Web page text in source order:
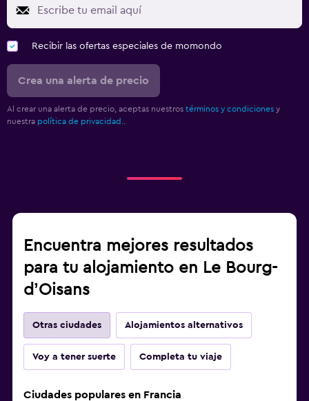
Recibir las ofertas especiales de momondo
Crea una alerta de precio
Al crear una alerta de precio, aceptas nuestros términos y condiciones y
nuestra política de privacidad.
Encuentra mejores resultados
para tu alojamiento en Le Bourg-
dʼOisans
Otras ciudades Alojamientos alternativos
Voy a tener suerte Completa tu viaje
Ciudades populares en Francia